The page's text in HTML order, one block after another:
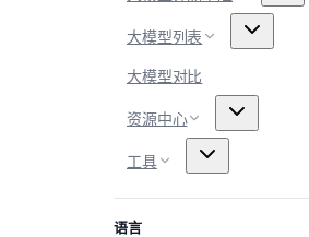
大模型列表
大模型对比
资源中心
工具
语言